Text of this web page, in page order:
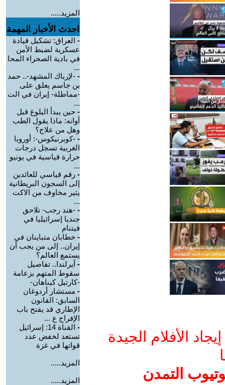
الأفلام الجيدة
التمدن
المزيد.....
احدث الأخبار المهمة
- العراق: تشكيل قيادة
عسكرية لضبط الأمن
في بادية الصحراء المحا
...
- -لإرباك المشهد-.. حمد
بن جاسم يعلق على
-مماطلة- إيران في الت
...
- حين يبدأ البلوغ قبل
أوانه: ماذا يقول الطب
وهل من علاج؟
- -كوبرنيكوس-: أوروبا
الغربية تسجل درجات
حرارة قياسية في يونيو
...
- رقم قياسي للعائدين
إلى السجون البريطانية
يثير مخاوف من الاكت
...
- -هند رجب- تلاحق
جنديا إسرائيليا في
فيتنام
- خطابان متباينان في
إيران.. إلى من يجب أن
يستمع العالم؟
- أيرلندا.. تفاصيل
سقوط المتهم بزعامة
-كارتيل كيناهان-
- مستشار أردوغان
السابق: القانون
الإطاري قد يفتح باب
الإفراج ع ...
-
القناة 14: إسرائيل
تستعد لخفض عدد
قواتها في غزة
المزيد.....
المزيد.....